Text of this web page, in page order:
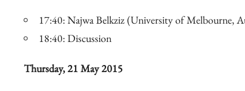
17:40: Najwa Belkziz (University of Melbourne,
18:40: Discussion
Thursday, 21 May 2015